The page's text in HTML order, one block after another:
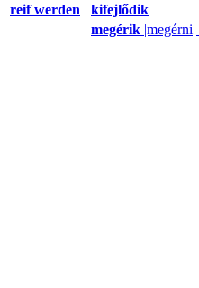
reif werden
kifejlődik
megérik |megérni|